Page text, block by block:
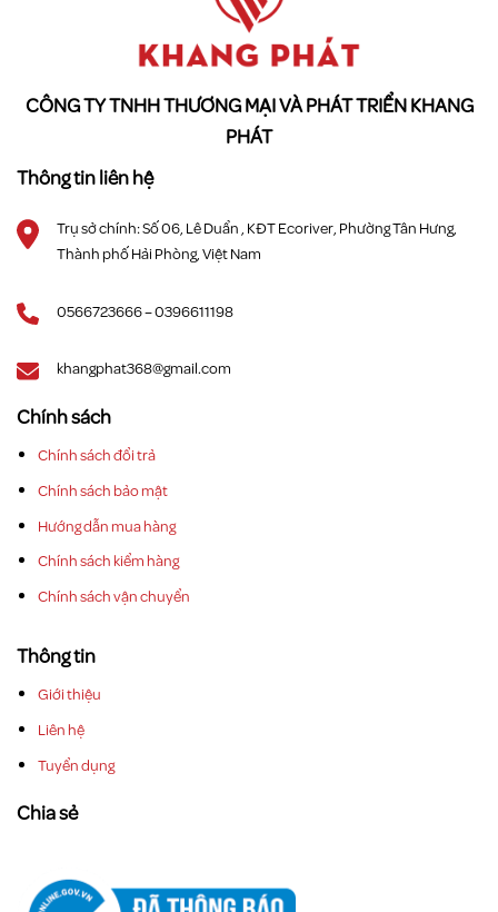
CÔNG TY TNHH THƯƠNG MẠI VÀ PHÁT TRIỂN KHANG
PHÁT
Thông tin liên hệ
Trụ sở chính: Số 06, Lê Duẩn , KĐT Ecoriver, Phường Tân Hưng,
Thành phố Hải Phòng, Việt Nam
0566723666 – 0396611198
khangphat368@gmail.com
Chính sách
Chính sách đổi trả
Chính sách bảo mật
Hướng dẫn mua hàng
Chính sách kiểm hàng
Chính sách vận chuyển
Thông tin
Giới thiệu
Liên hệ
Tuyển dụng
Chia sẻ